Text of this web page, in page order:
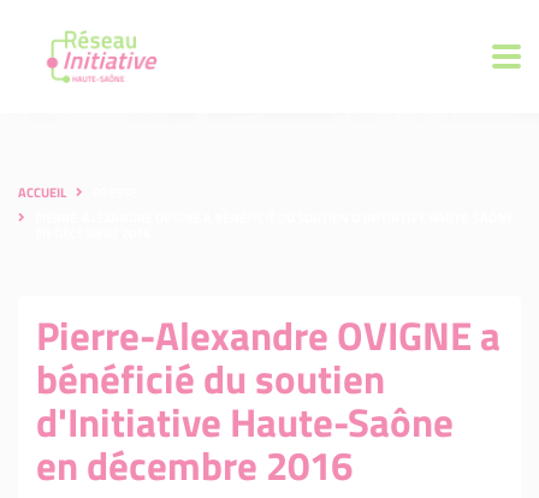
ACCUEIL
Pierre-Alexandre OVIGNE a
bénéficié du soutien
d'Initiative Haute-Saône
en décembre 2016